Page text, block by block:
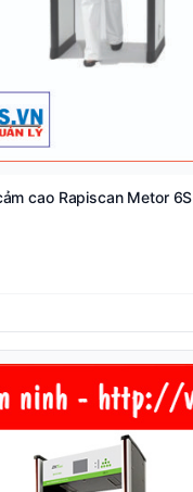
cao Rapiscan Metor 6S